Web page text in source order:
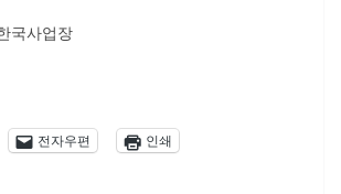
국사업장
전자우편
인쇄